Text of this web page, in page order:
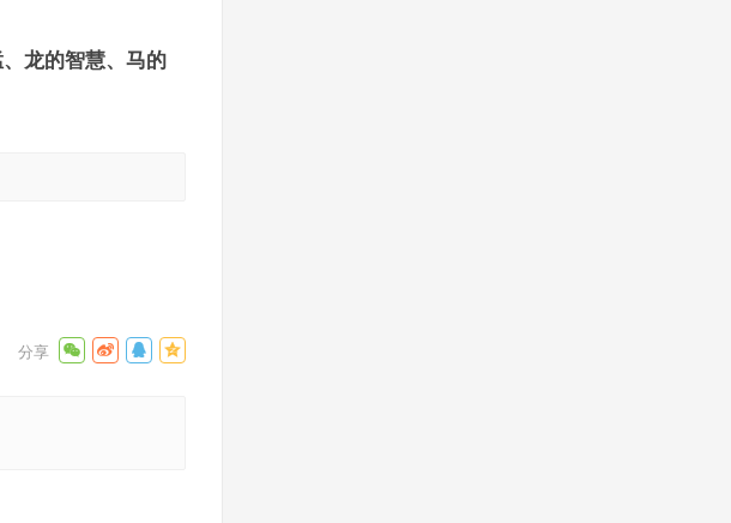
、龙的智慧、马的